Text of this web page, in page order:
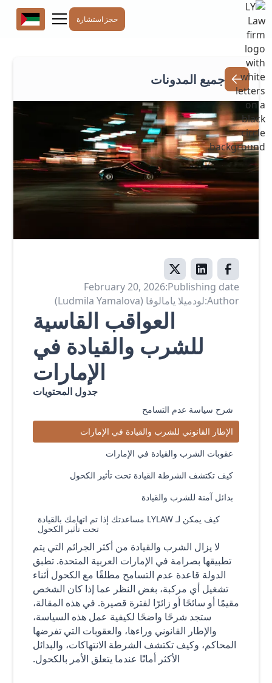
حجز استشارة
جميع المدونات
Publishing date:
February 20, 2026
Author: لودميلا يامالوفا (Ludmila Yamalova)
العواقب القاسية
للشرب والقيادة في
الإمارات
جدول المحتويات
شرح سياسة عدم التسامح
الإطار القانوني للشرب والقيادة في الإمارات
عقوبات الشرب والقيادة في الإمارات
كيف تكتشف الشرطة القيادة تحت تأثير الكحول
بدائل آمنة للشرب والقيادة
كيف يمكن لـ LYLAW مساعدتك إذا تم اتهامك بالقيادة
تحت تأثير الكحول
لا يزال الشرب والقيادة من أكثر الجرائم التي يتم
تطبيقها بصرامة في الإمارات العربية المتحدة. تطبق
الدولة قاعدة عدم التسامح مطلقًا مع الكحول أثناء
تشغيل أي مركبة، بغض النظر عما إذا كان الشخص
مقيمًا أو سائحًا أو زائرًا لفترة قصيرة. في هذه المقالة،
ستجد شرحًا واضحًا لكيفية عمل هذه السياسة،
والإطار القانوني وراءها، والعقوبات التي تفرضها
المحاكم، وكيف تكتشف الشرطة الانتهاكات، والبدائل
الأكثر أمانًا عندما يتعلق الأمر بالكحول.